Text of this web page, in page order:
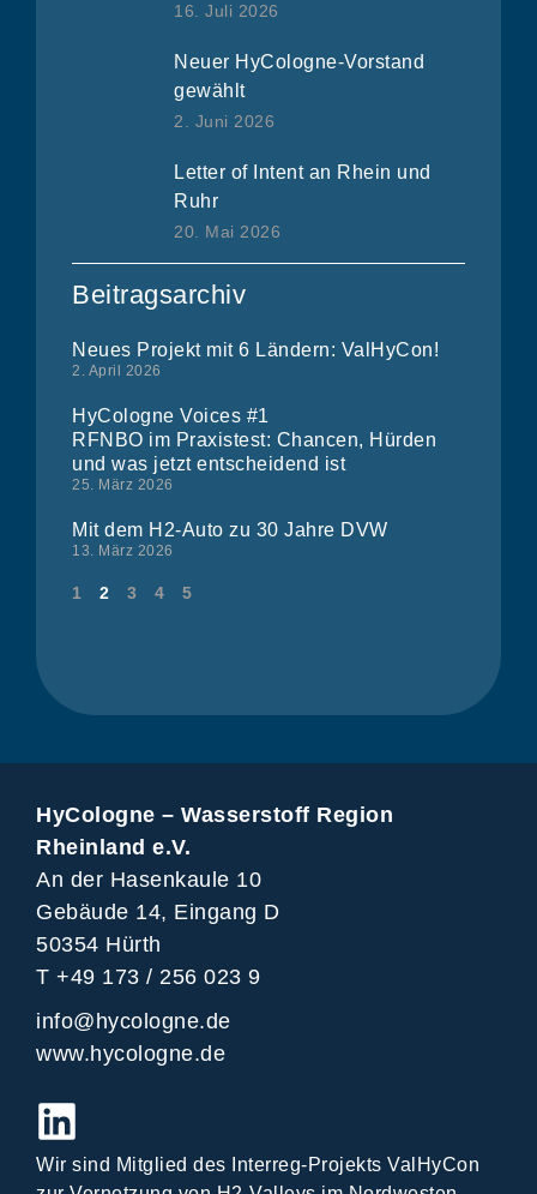
16. Juli 2026
Neuer HyCologne-Vorstand
gewählt
2. Juni 2026
Letter of Intent an Rhein und
Ruhr
20. Mai 2026
Beitragsarchiv
Neues Projekt mit 6 Ländern: ValHyCon!
2. April 2026
HyCologne Voices #1
RFNBO im Praxistest: Chancen, Hürden
und was jetzt entscheidend ist
25. März 2026
Mit dem H2-Auto zu 30 Jahre DVW
13. März 2026
1 2 3 4 5
HyCologne – Wasserstoff Region
Rheinland e.V.
An der Hasenkaule 10
Gebäude 14, Eingang D
50354 Hürth
T +49 173 / 256 023 9
info@hycologne.de
www.hycologne.de
Wir sind Mitglied des Interreg-Projekts ValHyCon